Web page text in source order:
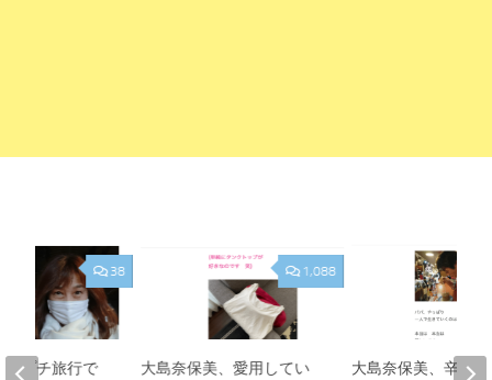
1,088
大島奈保美、愛用してい
大島奈保美、辛い
38
、プチ旅行で